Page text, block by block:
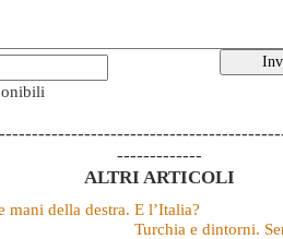
-------------
ALTRI ARTICOLI
mani della destra. E l’Italia?
Turchia e dintorni.